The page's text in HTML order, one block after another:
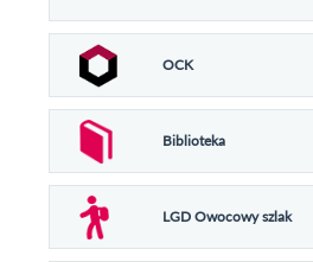
OCK
Biblioteka
LGD Owocowy szlak